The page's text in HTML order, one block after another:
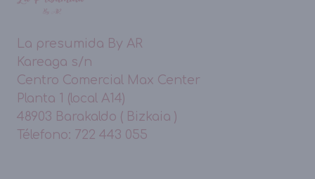
La presumida By AR
Kareaga s/n
Centro Comercial Max Center
Planta 1 (local A14)
48903 Barakaldo ( Bizkaia )
Télefono: 722 443 055